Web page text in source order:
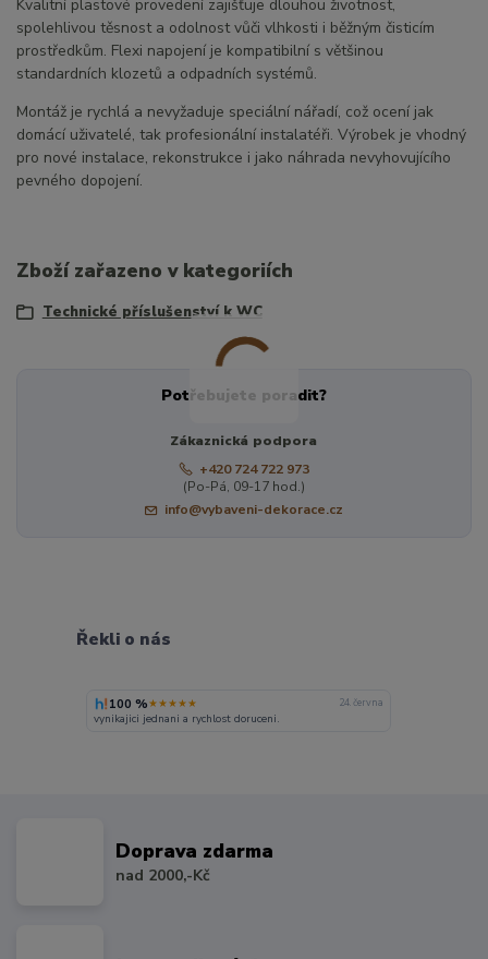
Kvalitní plastové provedení zajišťuje dlouhou životnost,
spolehlivou těsnost a odolnost vůči vlhkosti i běžným čisticím
prostředkům. Flexi napojení je kompatibilní s většinou
standardních klozetů a odpadních systémů.
Montáž je rychlá a nevyžaduje speciální nářadí, což ocení jak
domácí uživatelé, tak profesionální instalatéři. Výrobek je vhodný
pro nové instalace, rekonstrukce i jako náhrada nevyhovujícího
pevného dopojení.
Zboží zařazeno v kategoriích
Technické příslušenství k WC
Potřebujete poradit?
Zákaznická podpora
+420 724 722 973
(Po-Pá, 09-17 hod.)
info@vybaveni-dekorace.cz
Řekli o nás
100 %★★★★★ 24. června
vynikajici jednani a rychlost doruceni.
Doprava zdarma
nad 2000,-Kč